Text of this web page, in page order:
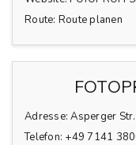
Route: Route planen
Adresse: Asperger
Telefon: +49 7141